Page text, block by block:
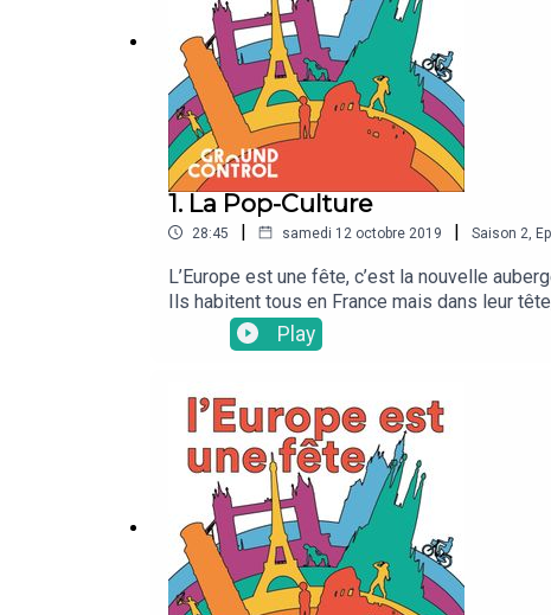
1. La Pop-Culture
28:45 | samedi 12 octobre 2019 | Saison 2 Ep.
L’Europe est une fête, c’est la nouvelle
Ils habitent tous en France mais dans leur
Casimir revient pour une nouvelle saison.
Divertissement, sport, people, politique,
Play